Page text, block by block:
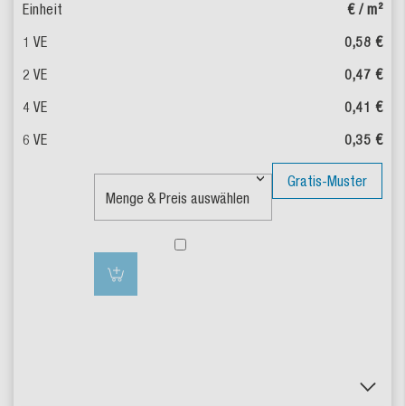
€ / m²
0,58 €
0,47 €
0,41 €
0,35 €
Gratis-Muster